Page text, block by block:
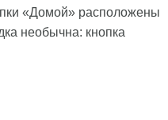
«Домой» расположены
необычна: кнопка